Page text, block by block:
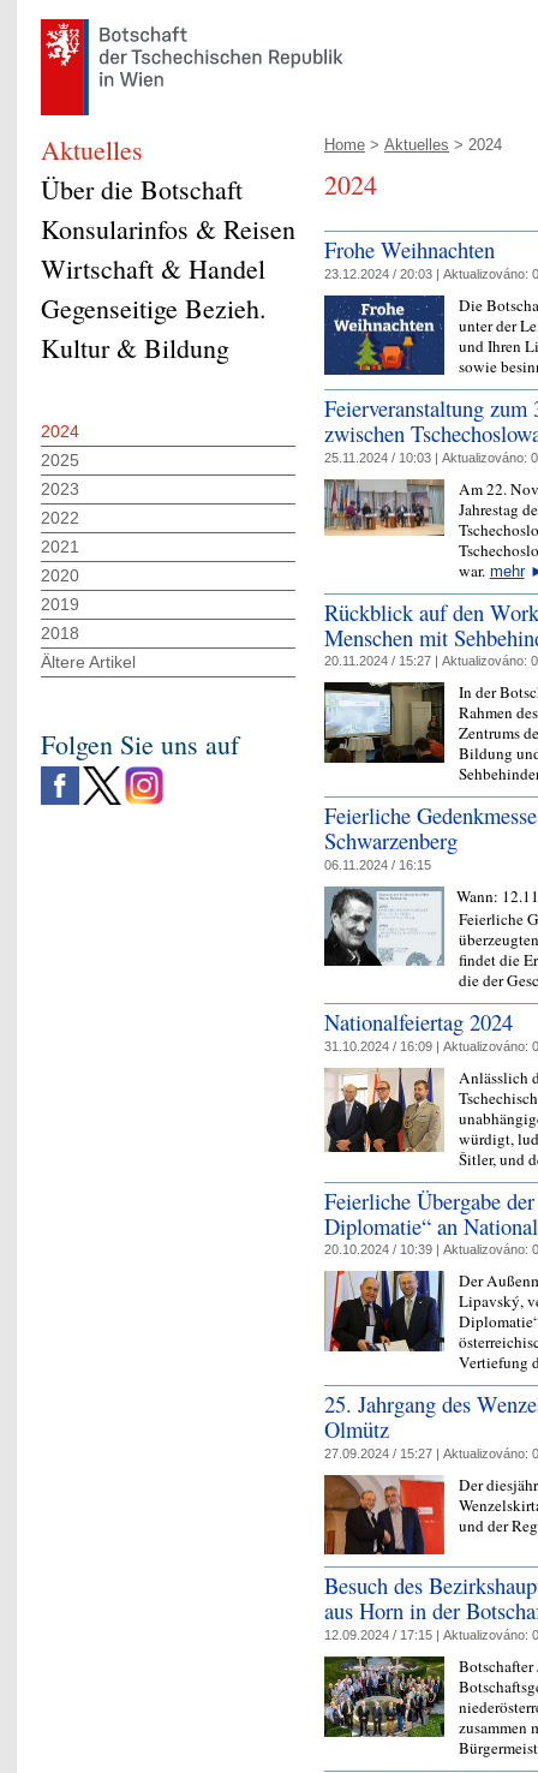
Home > Aktuelles > 2024
2024
Frohe Weihnachten
23.12.2024 / 20:03 | Aktualizováno:
Die
unter der
und Ihren
sowie
Feierveranstaltung zum
zwischen
25.11.2024 / 10:03 | Aktualizováno:
Am 22.
Jahrestag
war. mehr
​Rückblick auf den
Menschen mit
20.11.2024 / 15:27 | Aktualizováno:
In der
Rahmen
Zentrums
Bildung
Feierliche
Schwarzenberg
06.11.2024 / 16:15
Wann:
Feierliche
findet die
die der
Nationalfeiertag 2024
31.10.2024 / 16:09 | Aktualizováno:
Anlässlich
würdigt,
Šitler, und
Feierliche Übergabe
Diplomatie“ an
20.10.2024 / 10:39 | Aktualizováno:
Der
Lipavský,
25. Jahrgang des
Olmütz
27.09.2024 / 15:27 | Aktualizováno:
Der
und der
Besuch des
aus Horn in der
12.09.2024 / 17:15 | Aktualizováno:
Botschafter
zusammen
Aktuelles
Über die Botschaft
Konsularinfos & Reisen
Wirtschaft & Handel
Gegenseitige Bezieh.
Kultur & Bildung
2024
2025
2023
2022
2021
2020
2019
2018
Ältere Artikel
Folgen Sie uns auf